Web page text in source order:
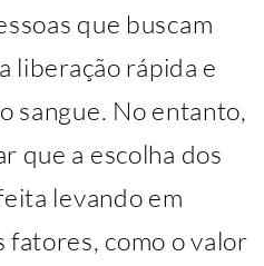
que buscam
liberação rápida e
sangue. No entanto,
que a escolha dos
levando em
fatores, como o valor